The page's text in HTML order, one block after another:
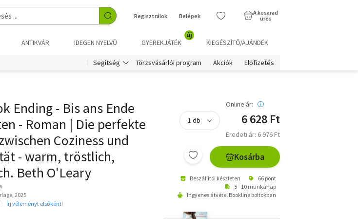
Regisztrálok Belépek
A kosarad
üres
ANTIKVÁR IDEGEN NYELVŰ GYEREKJÁTÉK
új
KIEGÉSZÍTŐ/AJÁNDÉK
Segítség Törzsvásárlói program Akciók Előfizetés
Ending - Bis ans Ende
- Roman | Die perfekte
Coziness und
- warm, tröstlich,
Beth O'Leary
2025
Írj véleményt elsőként!
Online ár:
6 628 Ft
Eredeti ár: 6 976 Ft
Kosárba
Beszállítói készleten
66 pont
5 - 10 munkanap
Ingyenes átvétel Bookline boltokban